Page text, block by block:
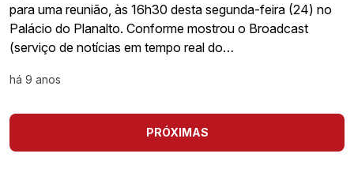
para uma reunião, às 16h30 desta segunda-feira (24) no
Palácio do Planalto. Conforme mostrou o Broadcast
(serviço de notícias em tempo real do…
há 9 anos
PRÓXIMAS